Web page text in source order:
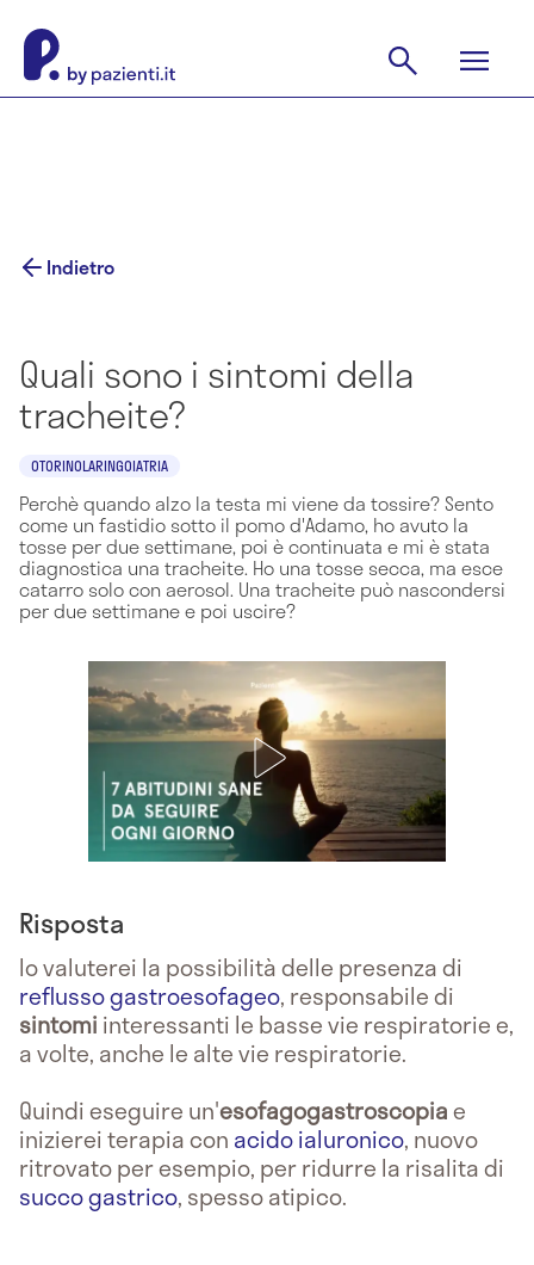
Indietro
Quali sono i sintomi della
tracheite?
OTORINOLARINGOIATRIA
Perchè quando alzo la testa mi viene da tossire? Sento
come un fastidio sotto il pomo d'Adamo, ho avuto la
tosse per due settimane, poi è continuata e mi è stata
diagnostica una tracheite. Ho una tosse secca, ma esce
catarro solo con aerosol. Una tracheite può nascondersi
per due settimane e poi uscire?
Risposta
Io valuterei la possibilità delle presenza di
reflusso gastroesofageo, responsabile di
sintomi interessanti le basse vie respiratorie e,
a volte, anche le alte vie respiratorie.
Quindi eseguire un'esofagogastroscopiae
inizierei terapia con acido ialuronico, nuovo
ritrovato per esempio, per ridurre la risalita di
succo gastrico, spesso atipico.